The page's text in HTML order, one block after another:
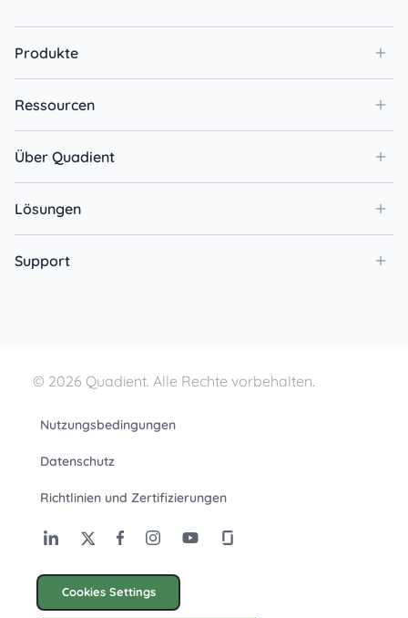
Produkte
Ressourcen
Über Quadient
Lösungen
Support
© 2026 Quadient. Alle Rechte vorbehalten.
Nutzungsbedingungen
Datenschutz
Richtlinien und Zertifizierungen
Cookies Settings